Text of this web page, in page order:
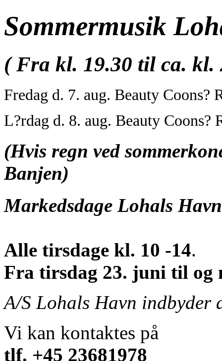
Sommermusik
( Fra kl. 19.30 til ca. kl.
Fredag d. 7. aug. Beauty Coons?
L?rdag d. 8. aug. Beauty Coons?
(Hvis regn ved
Banjen)
Markedsdage Lohals Havn
Alle tirsdage kl. 10 -14.
Fra tirsdag 23. juni til og
A/S Lohals Havn indbyder
Vi kan kontaktes på
tlf. +45 23681978